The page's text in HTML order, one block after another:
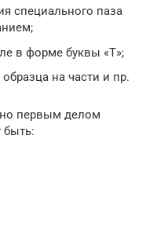
специального паза
в форме буквы «Т»;
на части и пр.
первым делом
быть: